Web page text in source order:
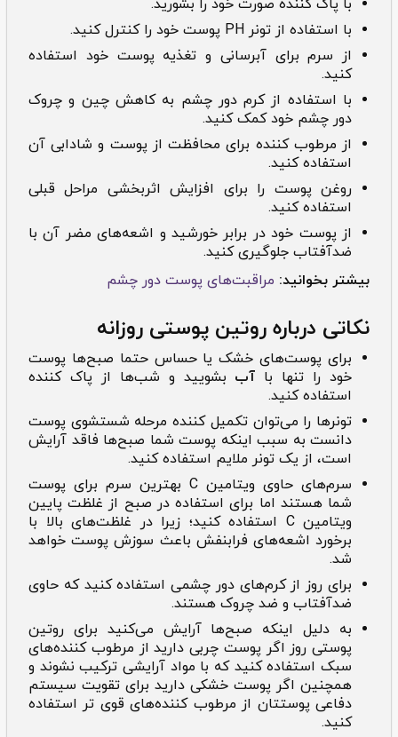
با پاک کننده صورت خود را بشورید.
با استفاده از تونر PH پوست خود را کنترل کنید.
از سرم برای آبرسانی و تغذیه پوست خود استفاده
کنید.
با استفاده از کرم دور چشم به کاهش چین و چروک
دور چشم خود کمک کنید.
از مرطوب کننده برای محافظت از پوست و شادابی آن
استفاده کنید.
روغن پوست را برای افزایش اثربخشی مراحل قبلی
استفاده کنید.
از پوست خود در برابر خورشید و اشعه‌های مضر آن با
ضدآفتاب جلوگیری کنید.
بیشتر بخوانید: مراقبت‌های پوست دور چشم
نکاتی درباره روتین پوستی روزانه
برای پوست‌های خشک یا حساس حتما صبح‌ها پوست
خود را تنها با آب بشویید و شب‌ها از پاک کننده
استفاده کنید.
تونر‌ها را می‌توان تکمیل کننده مرحله شستشوی پوست
دانست به سبب اینکه پوست شما صبح‌ها فاقد آرایش
است، از یک تونر ملایم استفاده کنید.
سرم‌های حاوی ویتامین C بهترین سرم برای پوست
شما هستند اما برای استفاده در صبح از غلظت پایین
ویتامین C استفاده کنید؛ زیرا در غلظت‌های بالا با
برخورد اشعه‌های فرابنفش باعث سوزش پوست خواهد
شد.
برای روز از کرم‌های دور چشمی استفاده کنید که حاوی
ضدآفتاب و ضد چروک هستند.
به دلیل اینکه صبح‌ها آرایش می‌کنید برای روتین
پوستی روز اگر پوست چربی دارید از مرطوب کننده‌های
سبک استفاده کنید که با مواد آرایشی ترکیب نشوند و
همچنین اگر پوست خشکی دارید برای تقویت سیستم
دفاعی پوستتان از مرطوب کننده‌های قوی تر استفاده
کنید.